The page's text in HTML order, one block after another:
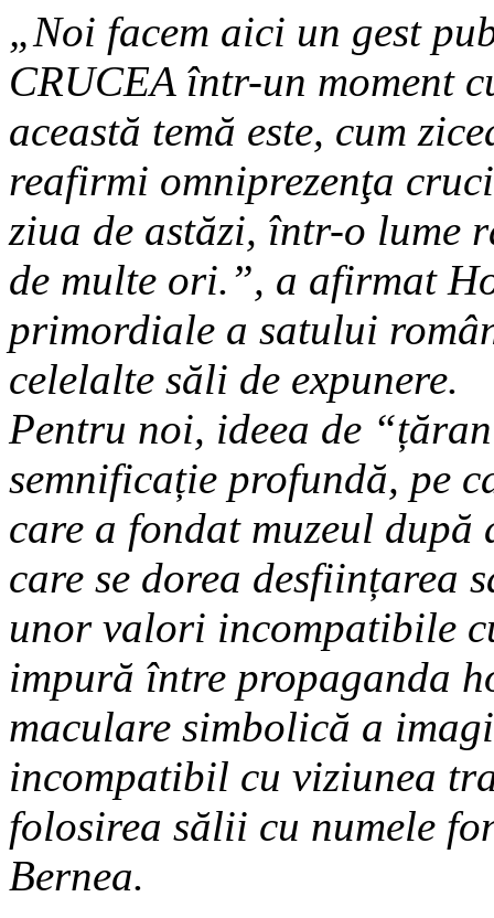
„Noi facem aici un gest
CRUCEA într-un moment
această temă este, cum
reafirmi omniprezenţa
ziua de astăzi, într-o lume
de multe ori.”, a afirmat
primordiale a satului
celelalte săli de expunere.
Pentru noi, ideea de
semnificație profundă, pe
care a fondat muzeul
care se dorea desființarea
unor valori incompatibile
impură între propaganda
maculare simbolică a
incompatibil cu viziunea
folosirea sălii cu numele
Bernea.